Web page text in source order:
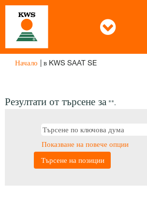
Начало | в KWS SAAT SE(настояща
Резултати от търсене за "".
Показване на повече опции